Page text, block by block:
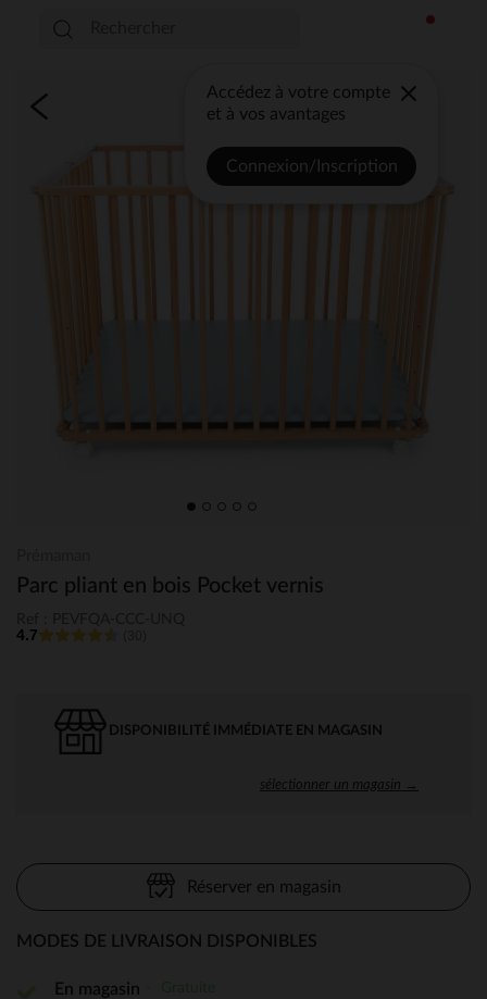
Accédez à votre compte
et à vos avantages
Connexion/Inscription
Parc pliant en bois Pocket vernis
4.7
DISPONIBILITÉ IMMÉDIATE EN MAGASIN
sélectionner un magasin →
Réserver en magasin
MODES DE LIVRAISON DISPONIBLES
En magasin